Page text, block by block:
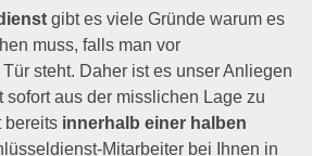
gibt es viele Gründe warum es
muss, falls man vor
steht. Daher ist es unser Anliegen
sofort aus der misslichen Lage zu
bereits innerhalb einer halben
Mitarbeiter bei Ihnen in